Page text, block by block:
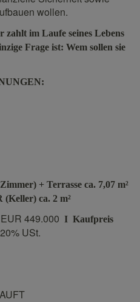
wollen.
zahlt im Laufe seines Lebens
Frage ist: Wem sollen sie
+ Terrasse ca. 7,07 m²
(Keller) ca. 2 m²
EUR 449.000 I Kaufpreis
USt.